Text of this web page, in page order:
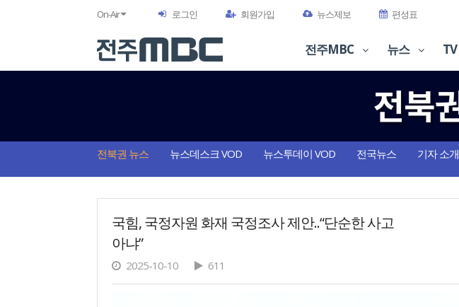
On-Air 로그인 회원가입 뉴스제보 편성표
전주MBC 뉴스 TV
전북권 뉴스 뉴스데스크 VOD 뉴스투데이 VOD 전국뉴스 기자 소개
국힘, 국정자원 화재 국정조사 제안..“단순한 사고
아냐”
2025-10-10 611